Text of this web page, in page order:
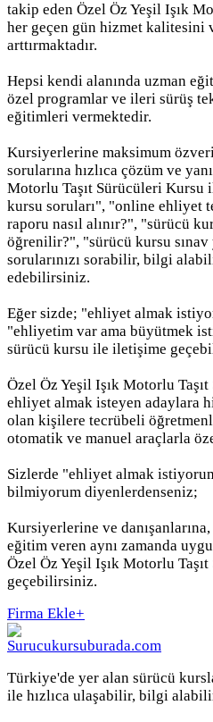
takip eden Özel Öz Yeşil Işık
her geçen gün hizmet kalitesini
arttırmaktadır.
Hepsi kendi alanında uzman
özel programlar ve ileri sürüş
eğitimleri vermektedir.
Kursiyerlerine maksimum
sorularına hızlıca çözüm ve
Motorlu Taşıt Sürücüleri Kursu
kursu soruları", "online ehliyet
raporu nasıl alınır?", "sürücü
öğrenilir?", "sürücü kursu
sorularınızı sorabilir, bilgi
edebilirsiniz.
Eğer sizde; "ehliyet almak
"ehliyetim var ama büyütmek
sürücü kursu ile iletişime
Özel Öz Yeşil Işık Motorlu
ehliyet almak isteyen adaylara
olan kişilere tecrübeli
otomatik ve manuel araçlarla
Sizlerde "ehliyet almak
bilmiyorum diyenlerdenseniz;
Kursiyerlerine ve
eğitim veren aynı zamanda
Özel Öz Yeşil Işık Motorlu
geçebilirsiniz.
Firma Ekle+
Türkiye'de yer alan sürücü
ile hızlıca ulaşabilir, bilgi